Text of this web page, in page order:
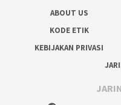
ABOUT US
KODE ETIK
KEBIJAKAN PRIVASI